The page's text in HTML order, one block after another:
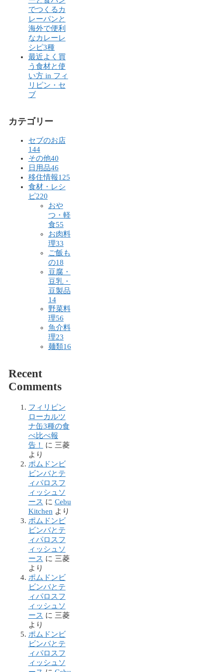
でつくるカ
レーパンと
海外で便利
なカレーレ
シピ3種
最近よく買
う食材と使
い方 in フィ
リピン・セ
ブ
カテゴリー
セブのお店
144
その他40
日用品46
移住情報125
食材・レシ
ピ220
おや
つ・軽
食55
お肉料
理33
ご飯も
の18
豆腐・
豆乳・
豆製品
14
野菜料
理56
魚介料
理23
麺類16
Recent
Comments
フィリピン
ローカルツ
ナ缶3種の食
べ比べ報
告！
に 三菱
より
ポムドンビ
ビンバとテ
ィパロスフ
ィッシュソ
ース に Cebu
Kitchen より
ポムドンビ
ビンバとテ
ィパロスフ
ィッシュソ
ース に 三菱
より
ポムドンビ
ビンバとテ
ィパロスフ
ィッシュソ
ース に 三菱
より
ポムドンビ
ビンバとテ
ィパロスフ
ィッシュソ